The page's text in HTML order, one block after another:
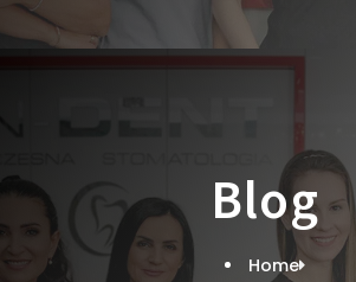
Blog
Home